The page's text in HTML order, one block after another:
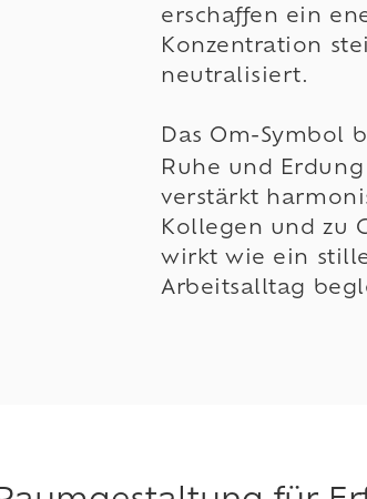
erschaffen ein
Konzentration
neutralisiert.
Das Om-Symbol
Ruhe und
verstärkt
Kollegen und zu
wirkt wie ein
Arbeitsalltag